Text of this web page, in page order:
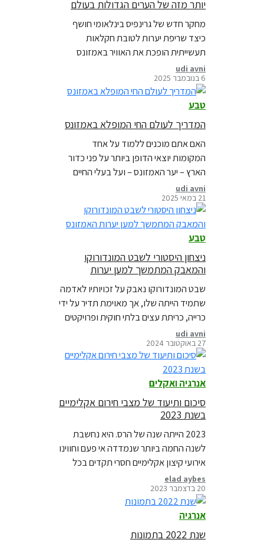
יותר מזה של הערים הגדולות בעולם
מחקר חדש של גרינפיס בינלאומי חושף
כיצד שריפת יערות לטובת חקלאות
תעשייתית הופכת את האוויר באמזונס
לרעיל. הממצאים הם אזהרה ברורה לכך
שמשבר האמזונס אינו נוגע רק לפגיעה
בטבע.
udi avni
6 בנובמבר 2025
טבע
המדריך לעולם החי המופלא באמזונס
האם אתם מוכנים ללמוד על אחד
המקומות יוצאי הדופן ביותר על פני כדור
הארץ – יער האמזונס – ועל בעלי החיים
המדהימים שעבורם הוא בית?
udi avni
21 במאי 2025
טבע
ניצחון היסטורי לשבט המונדורוקו
והמאבק המתמשך למען יערות
שבט המונדורוקו נאבק על זכויותיו לאדמה
שתמיד הייתה שלו, אך מאוימת תדיר על ידי
כרייה, כריתת עצים בלתי חוקית ופרויקטים
של תשתיות. כעת, הגיע הזמן לציין ניצחון
היסטורי וסמלי עבור העמים הילידים בהגנה
על האמזונס וברזיל.
udi avni
27 באוקטובר 2024
אנרגיה ואקלים
סיכום ותיעוד של מצבי חירום אקלימיים
בשנת 2023
2023 הייתה שנה של הרס. היא נחשבת
לשנה החמה ביותר שנמדדה אי פעם וחווינו
אירועי קיצון אקלימיים חסרי תקדים בכל
רחבי העולם. בבלוג חדש מופיעים חלק
מאותם אירועים
elad aybes
20 בדצמבר 2023
אנרגיה
שנת 2022 בתמונות